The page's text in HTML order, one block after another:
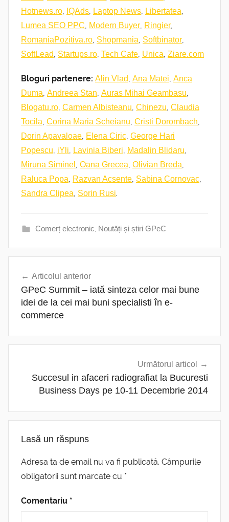
Hotnews.ro, IQAds, Laptop News, Libertatea,
Lumea SEO PPC, Modern Buyer, Ringier,
RomaniaPozitiva.ro, Shopmania, Softbinator,
SoftLead, Startups.ro, Tech Cafe, Unica, Ziare.com
Bloguri partenere: Alin Vlad, Ana Matei, Anca
Duma, Andreea Stan, Auras Mihai Geambasu,
Blogatu.ro, Carmen Albisteanu, Chinezu, Claudia
Tocila, Corina Maria Scheianu, Cristi Dorombach,
Dorin Apavaloae, Elena Ciric, George Hari
Popescu, iYli, Lavinia Biberi, Madalin Blidaru,
Miruna Siminel , Oana Grecea, Olivian Breda,
Raluca Popa, Razvan Acsente, Sabina Cornovac,
Sandra Clipea, Sorin Rusi.
Comerț electronic, Noutăți și știri GPeC
articole
Articolul anterior
GPeC Summit – iată sinteza celor mai bune
idei de la cei mai buni specialisti în e-
commerce
Următorul articol
Succesul in afaceri radiografiat la Bucuresti
Business Days pe 10-11 Decembrie 2014
Lasă un răspuns
Adresa ta de email nu va fi publicată. Câmpurile
obligatorii sunt marcate cu *
Comentariu *